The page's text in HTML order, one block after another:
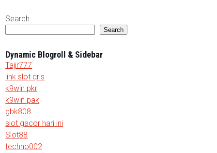
Search
Search
Dynamic Blogroll & Sidebar
Tajir777
link slot qris
k9win pkr
k9win pak
gbk808
slot gacor hari ini
Slot88
techno002